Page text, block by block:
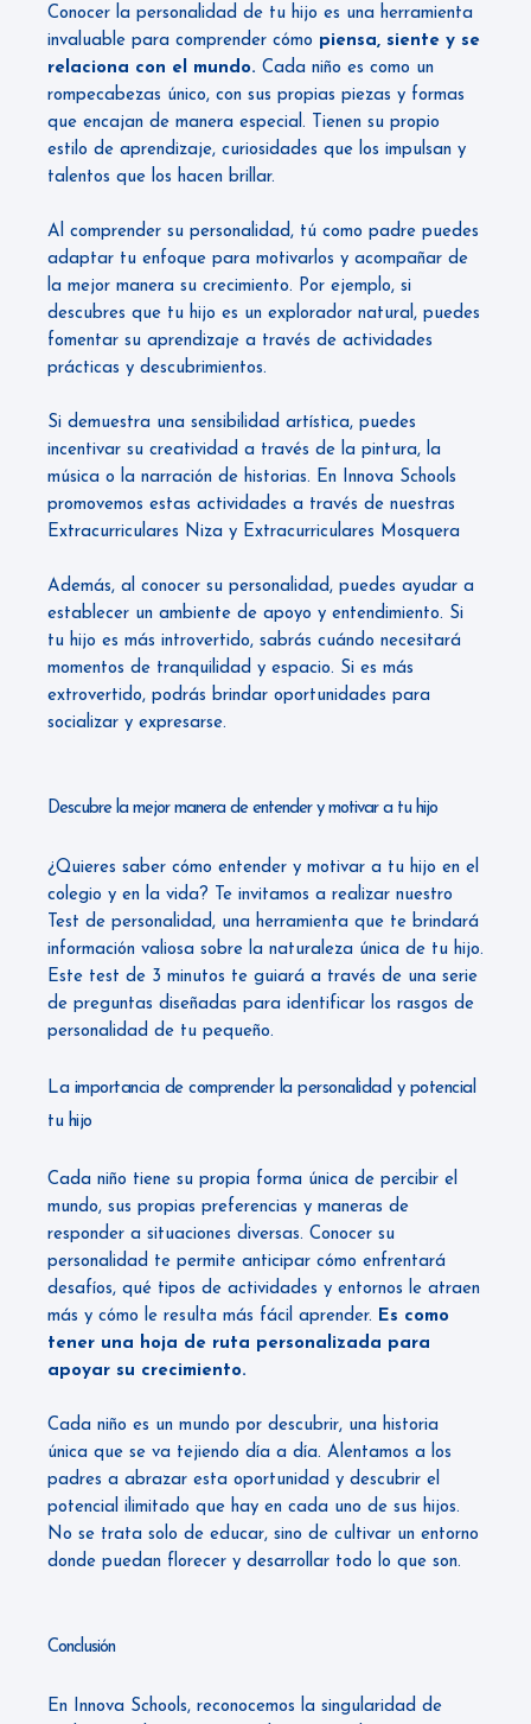
Conocer la personalidad de tu hijo es una herramienta
invaluable para comprender cómo piensa, siente y se
relaciona con el mundo. Cada niño es como un
rompecabezas único, con sus propias piezas y formas
que encajan de manera especial. Tienen su propio
estilo de aprendizaje, curiosidades que los impulsan y
talentos que los hacen brillar.
Al comprender su personalidad, tú como padre puedes
adaptar tu enfoque para motivarlos y acompañar de
la mejor manera su crecimiento. Por ejemplo, si
descubres que tu hijo es un explorador natural, puedes
fomentar su aprendizaje a través de actividades
prácticas y descubrimientos.
Si demuestra una sensibilidad artística, puedes
incentivar su creatividad a través de la pintura, la
música o la narración de historias. En Innova Schools
promovemos estas actividades a través de nuestras
Extracurriculares Niza y Extracurriculares Mosquera
Además, al conocer su personalidad, puedes ayudar a
establecer un ambiente de apoyo y entendimiento. Si
tu hijo es más introvertido, sabrás cuándo necesitará
momentos de tranquilidad y espacio. Si es más
extrovertido, podrás brindar oportunidades para
socializar y expresarse.
Descubre la mejor manera de entender y motivar a tu hijo
¿Quieres saber cómo entender y motivar a tu hijo en el
colegio y en la vida? Te invitamos a realizar nuestro
Test de personalidad, una herramienta que te brindará
información valiosa sobre la naturaleza única de tu hijo.
Este test de 3 minutos te guiará a través de una serie
de preguntas diseñadas para identificar los rasgos de
personalidad de tu pequeño.
La importancia de comprender la personalidad y potencial
tu hijo
Cada niño tiene su propia forma única de percibir el
mundo, sus propias preferencias y maneras de
responder a situaciones diversas. Conocer su
personalidad te permite anticipar cómo enfrentará
desafíos, qué tipos de actividades y entornos le atraen
más y cómo le resulta más fácil aprender. Es como
tener una hoja de ruta personalizada para
apoyar su crecimiento.
Cada niño es un mundo por descubrir, una historia
única que se va tejiendo día a día. Alentamos a los
padres a abrazar esta oportunidad y descubrir el
potencial ilimitado que hay en cada uno de sus hijos.
No se trata solo de educar, sino de cultivar un entorno
donde puedan florecer y desarrollar todo lo que son.
Conclusión
En Innova Schools, reconocemos la singularidad de